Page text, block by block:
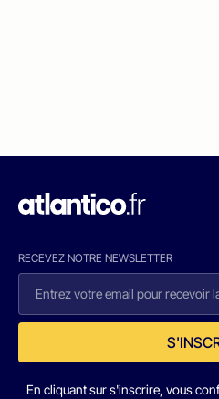
RECEVEZ NOTRE NEWSLETTER
En cliquant sur s'inscrire, vous